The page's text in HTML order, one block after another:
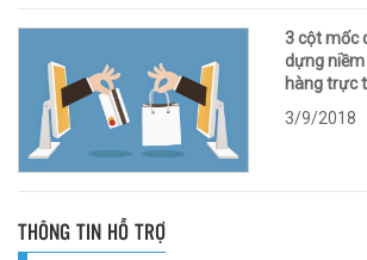
3 cột mốc
dựng
hàng trực
3/9/2018
THÔNG TIN HỖ TRỢ